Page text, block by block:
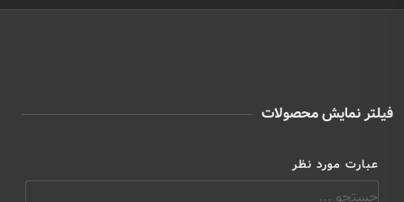
فیلتر نمایش محصولات
عبارت مورد نظر